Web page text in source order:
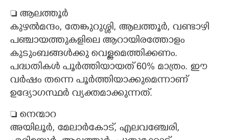
 ആലത്തൂർ
കുഴൽമന്ദം, തേങ്കുറുശ്ശി, ആലത്തൂർ, വണ്ടാഴി
പഞ്ചായത്തുകളിലെ ആറായിരത്തോളം
കുടുംബങ്ങൾക്കു വെള്ളമെത്തിക്കണം.
പദ്ധതികൾ പൂർത്തിയായത് 60% മാത്രം. ഈ
വർഷം തന്നെ പൂർത്തിയാക്കുമെന്നാണ്
ഉദ്യോഗസ്ഥർ വ്യക്തമാക്കുന്നത്.
 നെന്മാറ
അയിലൂർ, മേലാർകോട്, എലവഞ്ചേരി,